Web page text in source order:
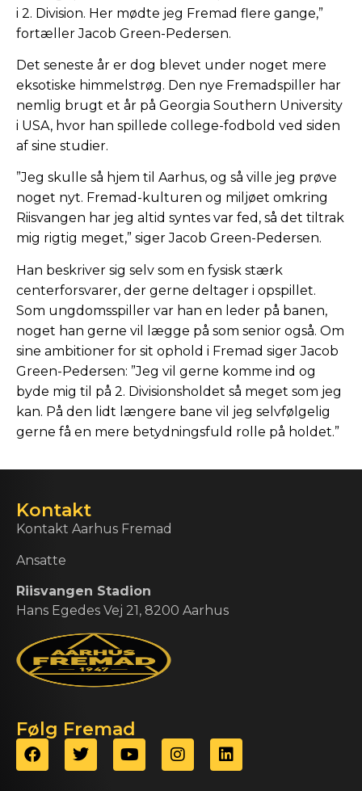
i 2. Division. Her mødte jeg Fremad flere gange,”
fortæller Jacob Green-Pedersen.
Det seneste år er dog blevet under noget mere
eksotiske himmelstrøg. Den nye Fremadspiller har
nemlig brugt et år på Georgia Southern University
i USA, hvor han spillede college-fodbold ved siden
af sine studier.
”Jeg skulle så hjem til Aarhus, og så ville jeg prøve
noget nyt. Fremad-kulturen og miljøet omkring
Riisvangen har jeg altid syntes var fed, så det tiltrak
mig rigtig meget,” siger Jacob Green-Pedersen.
Han beskriver sig selv som en fysisk stærk
centerforsvarer, der gerne deltager i opspillet.
Som ungdomsspiller var han en leder på banen,
noget han gerne vil lægge på som senior også. Om
sine ambitioner for sit ophold i Fremad siger Jacob
Green-Pedersen: ”Jeg vil gerne komme ind og
byde mig til på 2. Divisionsholdet så meget som jeg
kan. På den lidt længere bane vil jeg selvfølgelig
gerne få en mere betydningsfuld rolle på holdet.”
Kontakt
Kontakt Aarhus Fremad
Ansatte
Riisvangen Stadion
Hans Egedes Vej 21, 8200 Aarhus
Følg Fremad